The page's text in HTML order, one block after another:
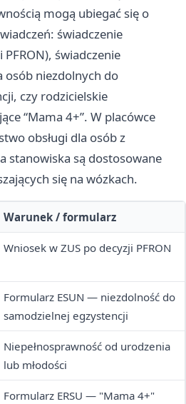
mogą ubiegać się o
świadczenie
świadczenie
osób niezdolnych do
czy rodzicielskie
“Mama 4+”. W placówce
obsługi dla osób z
stanowiska są dostosowane
się na wózkach.
Warunek / formularz
Wniosek w ZUS po decyzji PFRON
Formularz ESUN — niezdolność do
samodzielnej egzystencji
Niepełnosprawność od urodzenia
lub młodości
Formularz ERSU — "Mama 4+"